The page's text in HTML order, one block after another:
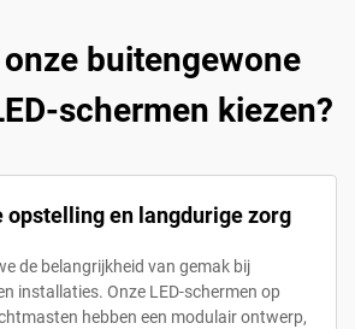
buitengewone
schermen kiezen?
en langdurige zorg
de belangrijkheid van gemak bij
installaties. Onze LED-schermen op
hebben een modulair ontwerp,